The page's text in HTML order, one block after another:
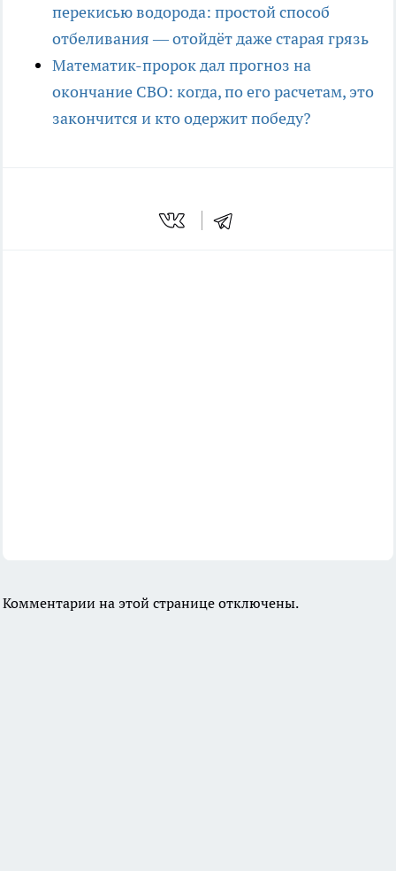
перекисью водорода: простой способ
отбеливания — отойдёт даже старая грязь
Математик-пророк дал прогноз на
окончание СВО: когда, по его расчетам, это
закончится и кто одержит победу?
Комментарии на этой странице отключены.